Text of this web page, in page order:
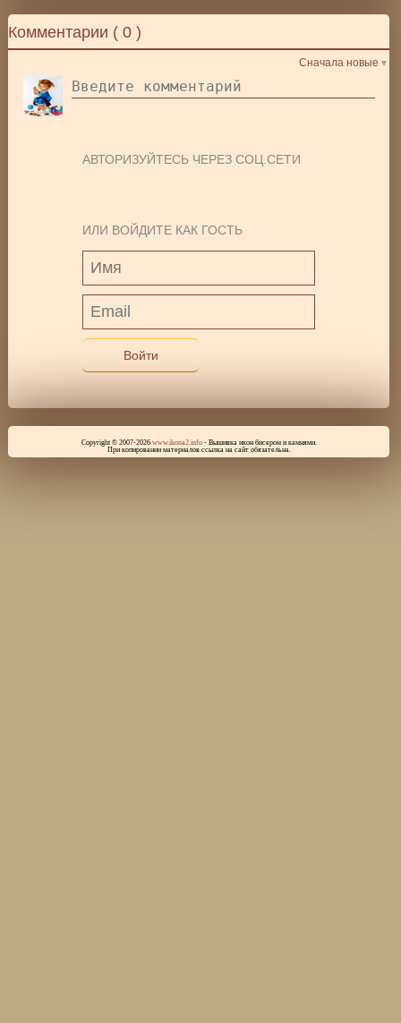
Комментарии (0 )
Сначала новые
АВТОРИЗУЙТЕСЬ ЧЕРЕЗ СОЦ.СЕТИ
ИЛИ ВОЙДИТЕ КАК ГОСТЬ
Войти
Copyright © 2007-2026 www.ikona2.info- Вышивка икон бисером и камнями.
При копировании материалов ссылка на сайт обязательна.